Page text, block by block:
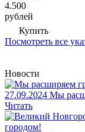
4.500
рублей
Купить
Посмотреть все
Новости
27.09.2024 Мы
Читать